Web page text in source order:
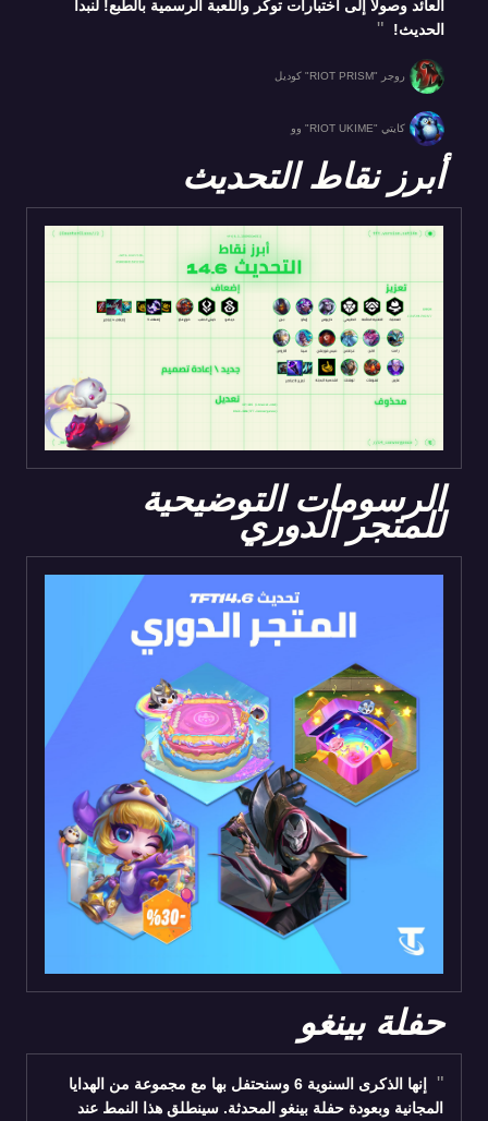
العائد وصولًا إلى اختبارات توكر واللعبة الرسمية بالطبع! لنبدأ
الحديث!
روجر "RIOT PRISM" كوديل
كايتي "RIOT UKIME" وو
أبرز نقاط التحديث
الرسومات التوضيحية
للمتجر الدوري
حفلة بينغو
إنها الذكرى السنوية 6 وسنحتفل بها مع مجموعة من الهدايا
المجانية وبعودة حفلة بينغو المحدثة. سينطلق هذا النمط عند